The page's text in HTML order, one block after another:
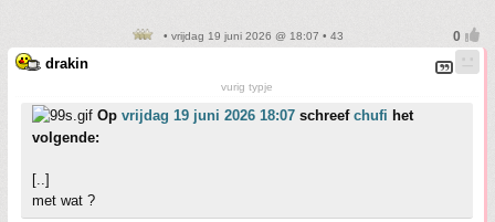
• vrijdag 19 juni 2026 @ 18:07 • 43
drakin
vurig typje
Op vrijdag 19 juni 2026 18:07 schreef chufi het
volgende:
[..]
met wat ?